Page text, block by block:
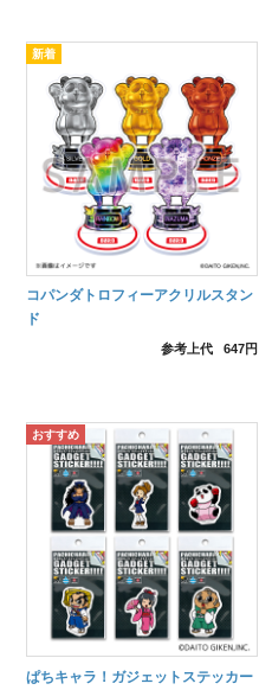
コパンダトロフィーアクリルスタン
ド
参考上代 647円
ぱちキャラ！ガジェットステッカー